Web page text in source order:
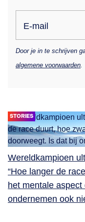
E-mail
Door je in te schrijven
algemene voorwaarden
STORIES
Wereldkampioen
“Hoe langer de
het mentale
ondernemen ook